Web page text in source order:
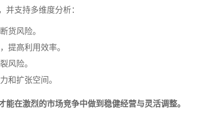
支持多维度分析：
货风险。
提高利用效率。
风险。
和扩张空间。
在激烈的市场竞争中做到稳健经营与灵活调整。